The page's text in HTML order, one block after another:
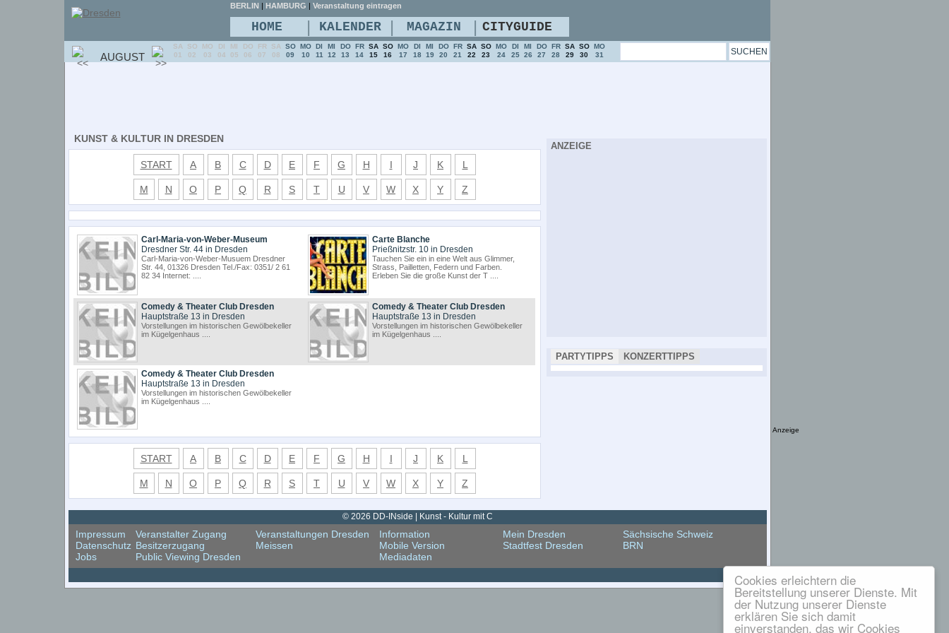
Cookies erleichtern die
Bereitstellung unserer Dienste. Mit
der Nutzung unserer Dienste
erklären Sie sich damit
einverstanden, das wir Cookies
KUNST & KULTUR IN DRESDEN
START A B C D E F G H I J K L
M N O P Q R S T U V W X Y Z
Carl-Maria-von-Weber-Museum
Dresdner Str. 44 in Dresden
Carl-Maria-von-Weber-Musuem Dresdner
Str. 44, 01326 Dresden Tel./Fax: 0351/ 2 61
82 34 Internet: ....
Carte Blanche
Prießnitzstr. 10 in Dresden
Tauchen Sie ein in eine Welt aus Glimmer,
Strass, Pailletten, Federn und Farben.
Erleben Sie die große Kunst der T ....
Comedy & Theater Club Dresden
Hauptstraße 13 in Dresden
Vorstellungen im historischen Gewölbekeller
im Kügelgenhaus ....
Comedy & Theater Club Dresden
Hauptstraße 13 in Dresden
Vorstellungen im historischen Gewölbekeller
im Kügelgenhaus ....
Comedy & Theater Club Dresden
Hauptstraße 13 in Dresden
Vorstellungen im historischen Gewölbekeller
im Kügelgenhaus ....
START A B C D E F G H I J K L
M N O P Q R S T U V W X Y Z
ANZEIGE
PARTYTIPPS KONZERTTIPPS
© 2026 DD-INside | Kunst - Kultur mit C
Impressum
Datenschutz
Jobs
Veranstalter Zugang
Besitzerzugang
Public Viewing Dresden
Veranstaltungen Dresden
Meissen
Information
Mobile Version
Mediadaten
Mein Dresden
Stadtfest Dresden
Sächsische Schweiz
BRN
BERLIN | HAMBURG | Veranstaltung eintragen
HOME | KALENDER | MAGAZIN | CITYGUIDE
AUGUST
SA
01
SO
02
MO
03
DI
04
MI
05
DO
06
FR
07
SA
08
SO
09
MO
10
DI
11
MI
12
DO
13
FR
14
SA
15
SO
16
MO
17
DI
18
MI
19
DO
20
FR
21
SA
22
SO
23
MO
24
DI
25
MI
26
DO
27
FR
28
SA
29
SO
30
MO
31
Anzeige